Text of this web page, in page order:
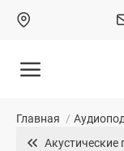
Главная /